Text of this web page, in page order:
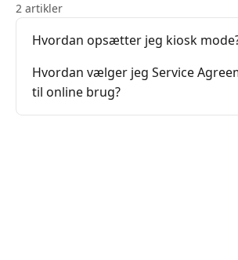
2 artikler
Hvordan opsætter jeg kiosk
Hvordan vælger jeg Service
til online brug?